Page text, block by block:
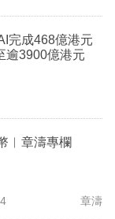
完成468億港元
至逾3900億港元
︳章濤專欄
章濤